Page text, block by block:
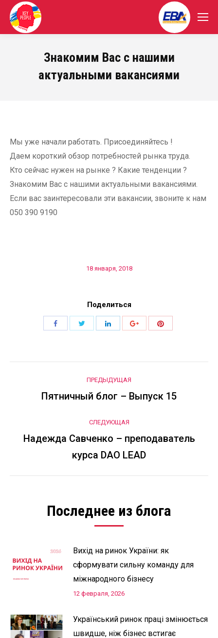
Знакомим Вас с нашими
актуальными вакансиями
Мы уже начали работать. Присоединяйтесь !
Даем короткий обзор потребностей рынка труда.
Кто сейчас нужен на рынке ? Какие тенденции ?
Знакомим Вас с нашими актуальными вакансиями.
Если вас заинтересовали эти вакансии, звоните к нам
050 390 9190
18 января, 2018
Поделиться
ПоделитьсяПоделитьсяПоделитьсяПоделитьсяПоделиться
НавигацияПРЕДЫДУЩАЯ
Предыдущая
Пятничный блог – Выпуск 15
СЛЕДУЮЩАЯ
Следующая
запись:
Надежда Савченко – преподаватель
курса DAO LEAD
Последнее из блога
Вихід на ринок України: як
сформувати сильну команду для
міжнародного бізнесу
12 февраля, 2026
Український ринок праці змінюється
швидше, ніж бізнес встигає